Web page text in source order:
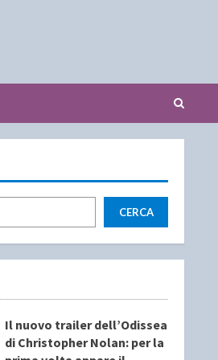
CERCA
Il nuovo trailer dell’Odissea
di Christopher Nolan: per la